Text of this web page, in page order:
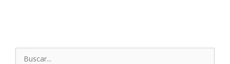
Buscar: